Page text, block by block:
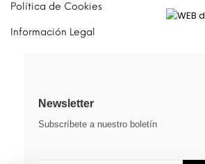
Política de Cookies
Información Legal
Newsletter
Subscríbete a nuestro boletín